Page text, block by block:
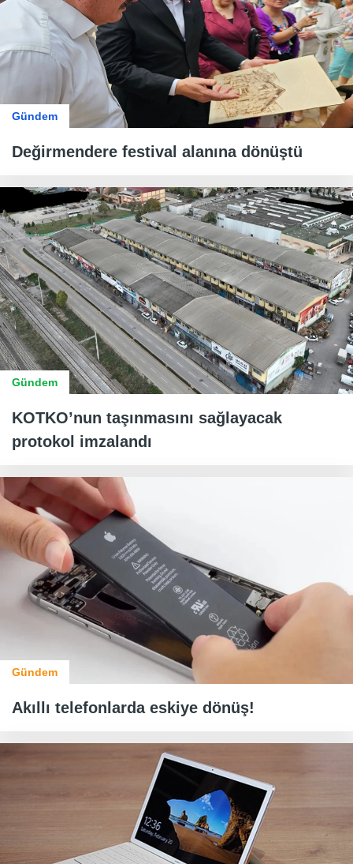
Gündem
Değirmendere festival alanına dönüştü
Gündem
KOTKO’nun taşınmasını sağlayacak
protokol imzalandı
Gündem
Akıllı telefonlarda eskiye dönüş!